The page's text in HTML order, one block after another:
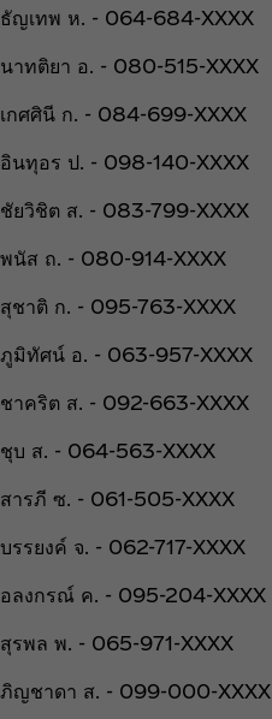
ธัญเทพ ห. - 064-684-XXXX
นาทติยา อ. - 080-515-XXXX
เกศศินี ก. - 084-699-XXXX
อินทุอร ป. - 098-140-XXXX
ชัยวิชิต ส. - 083-799-XXXX
พนัส ถ. - 080-914-XXXX
สุชาติ ก. - 095-763-XXXX
ภูมิทัศน์ อ. - 063-957-XXXX
ชาคริต ส. - 092-663-XXXX
ชุบ ส. - 064-563-XXXX
สารภี ซ. - 061-505-XXXX
บรรยงค์ จ. - 062-717-XXXX
อลงกรณ์ ค. - 095-204-XXXX
สุรพล พ. - 065-971-XXXX
ภิญชาดา ส. - 099-000-XXXX